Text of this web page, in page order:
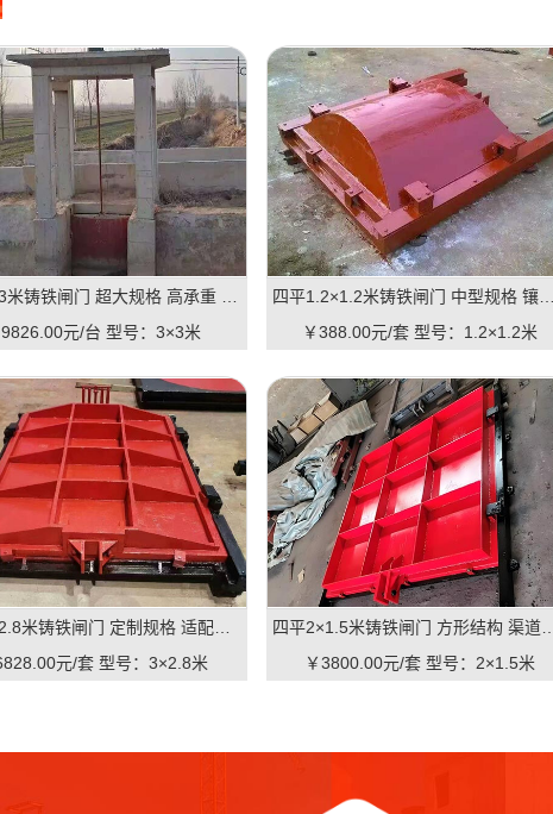
元/台 型号：3×3米
￥388.00元/套 型号：1.2×1.2米
元/套 型号：3×2.8米
￥3800.00元/套 型号：2×1.5米